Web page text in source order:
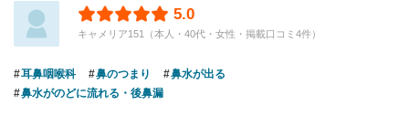
5.0
キャメリア151（本人・40代・女性・掲載口コミ4件）
耳鼻咽喉科 鼻のつまり
鼻水が出る
鼻水がのどに流れる・後鼻漏